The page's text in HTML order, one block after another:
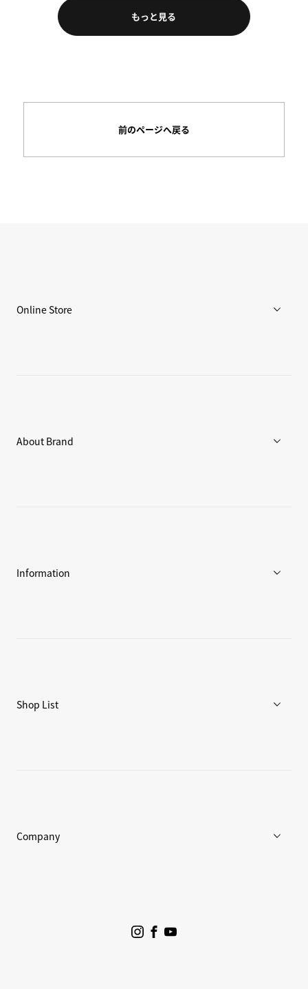
もっと見る
前のページへ戻る
Online Store
アクセサリー
About Brand
環境への取り組み
Information
リペア/保証
Shop List
Company